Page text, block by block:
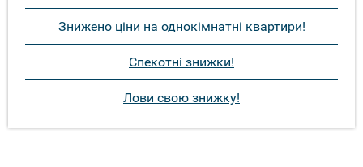
Знижено ціни на однокімнатні квартири!
Спекотні знижки!
Лови свою знижку!